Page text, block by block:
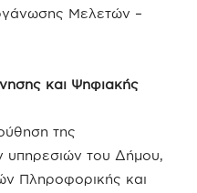
Μελετών –
και Ψηφιακής
της
του Δήμου,
Πληροφορικής και